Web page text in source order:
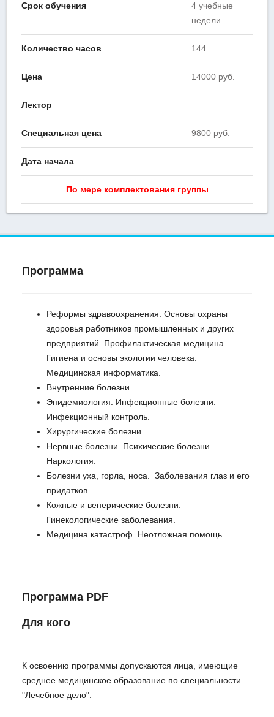
Срок обучения
4 учебные
недели
Количество часов 144
Цена 14000 руб.
Лектор
Специальная цена 9800 руб.
Дата начала
По мере комплектования группы
Программа
Реформы здравоохранения. Основы охраны
здоровья работников промышленных и других
предприятий. Профилактическая медицина.
Гигиена и основы экологии человека.
Медицинская информатика.
Внутренние болезни.
Эпидемиология. Инфекционные болезни.
Инфекционный контроль.
Хирургические болезни.
Нервные болезни. Психические болезни.
Наркология.
Болезни уха, горла, носа. Заболевания глаз и его
придатков.
Кожные и венерические болезни.
Гинекологические заболевания.
Медицина катастроф. Неотложная помощь.
Программа PDF
Для кого
К освоению программы допускаются лица, имеющие
среднее медицинское образование по специальности
"Лечебное дело".